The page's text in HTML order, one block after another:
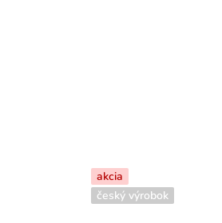
akcia
český výrobok